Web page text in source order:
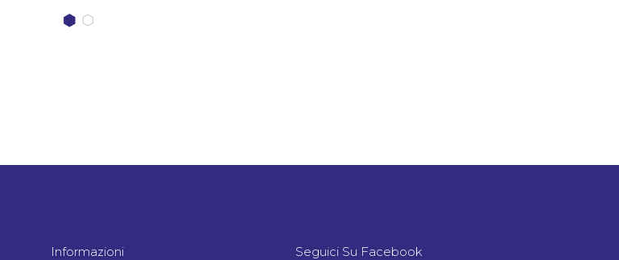
Informazioni Seguici Su Facebook